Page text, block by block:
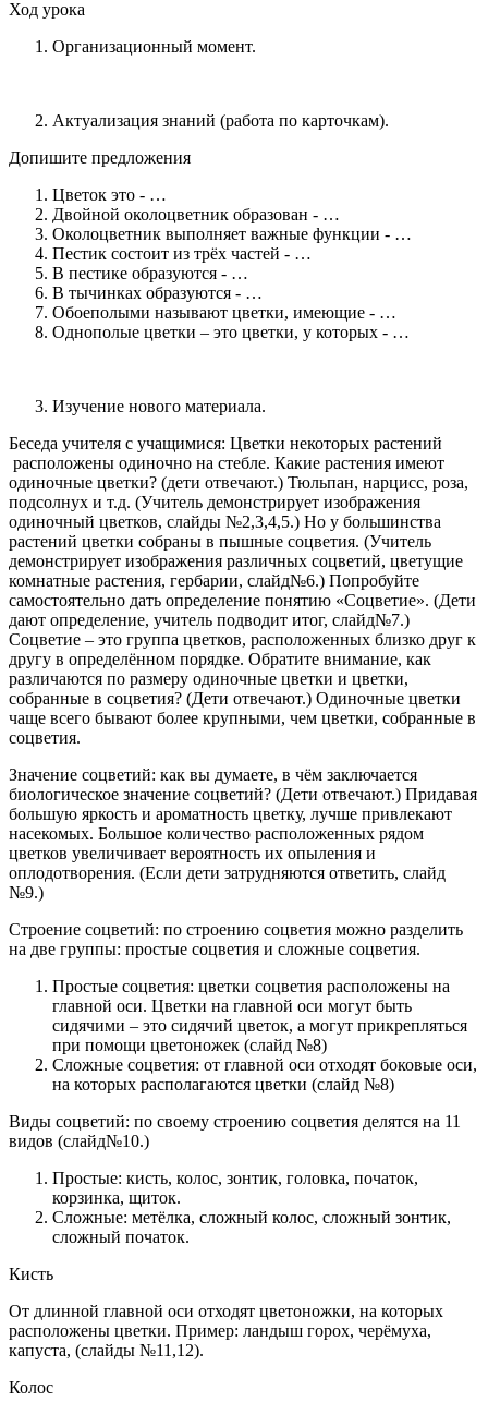
Ход урока
Организационный момент.
Актуализация знаний (работа по карточкам).
Допишите предложения
Цветок это - …
Двойной околоцветник образован - …
Околоцветник выполняет важные функции - …
Пестик состоит из трёх частей - …
В пестике образуются - …
В тычинках образуются - …
Обоеполыми называют цветки, имеющие - …
Однополые цветки – это цветки, у которых - …
Изучение нового материала.
Беседа учителя с учащимися: Цветки некоторых растений
расположены одиночно на стебле. Какие растения имеют
одиночные цветки? (дети отвечают.) Тюльпан, нарцисс, роза,
подсолнух и т.д. (Учитель демонстрирует изображения
одиночный цветков, слайды №2,3,4,5.) Но у большинства
растений цветки собраны в пышные соцветия. (Учитель
демонстрирует изображения различных соцветий, цветущие
комнатные растения, гербарии, слайд№6.) Попробуйте
самостоятельно дать определение понятию «Соцветие». (Дети
дают определение, учитель подводит итог, слайд№7.)
Соцветие – это группа цветков, расположенных близко друг к
другу в определённом порядке. Обратите внимание, как
различаются по размеру одиночные цветки и цветки,
собранные в соцветия? (Дети отвечают.) Одиночные цветки
чаще всего бывают более крупными, чем цветки, собранные в
соцветия.
Значение соцветий: как вы думаете, в чём заключается
биологическое значение соцветий? (Дети отвечают.) Придавая
большую яркость и ароматность цветку, лучше привлекают
насекомых. Большое количество расположенных рядом
цветков увеличивает вероятность их опыления и
оплодотворения. (Если дети затрудняются ответить, слайд
№9.)
Строение соцветий: по строению соцветия можно разделить
на две группы: простые соцветия и сложные соцветия.
Простые соцветия: цветки соцветия расположены на
главной оси. Цветки на главной оси могут быть
сидячими – это сидячий цветок, а могут прикрепляться
при помощи цветоножек (слайд №8)
Сложные соцветия: от главной оси отходят боковые оси,
на которых располагаются цветки (слайд №8)
Виды соцветий: по своему строению соцветия делятся на 11
видов (слайд№10.)
Простые: кисть, колос, зонтик, головка, початок,
корзинка, щиток.
Сложные: метёлка, сложный колос, сложный зонтик,
сложный початок.
Кисть
От длинной главной оси отходят цветоножки, на которых
расположены цветки. Пример: ландыш горох, черёмуха,
капуста, (слайды №11,12).
Колос